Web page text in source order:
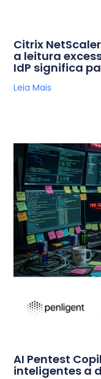
Citrix
a leitura
IdP significa
Leia Mais
AI Pentest
inteligentes a